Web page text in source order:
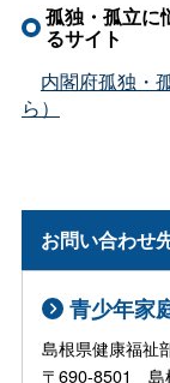
孤独・孤立に
るサイト
内閣府孤独・
ら）
お問い合わせ
青少年家
島根県健康福祉
〒690-8501 島